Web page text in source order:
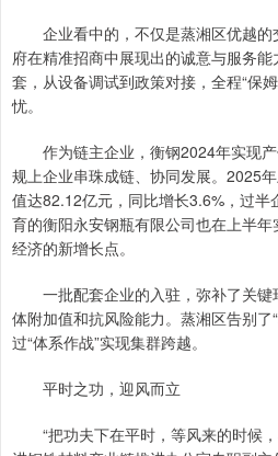
企业看中的，不仅是蒸湘区优越的
府在精准招商中展现出的诚意与服务
套，从设备调试到政策对接，全程“保
忧。
作为链主企业，衡钢2024年实现产
规上企业串珠成链、协同发展。2025
值达82.12亿元，同比增长3.6%，过
育的衡阳永安钢瓶有限公司也在上半
经济的新增长点。
一批配套企业的入驻，弥补了关键
体附加值和抗风险能力。蒸湘区告别了
过“体系作战”实现集群跨越。
平时之功，迎风而立
“把功夫下在平时，等风来的时候，